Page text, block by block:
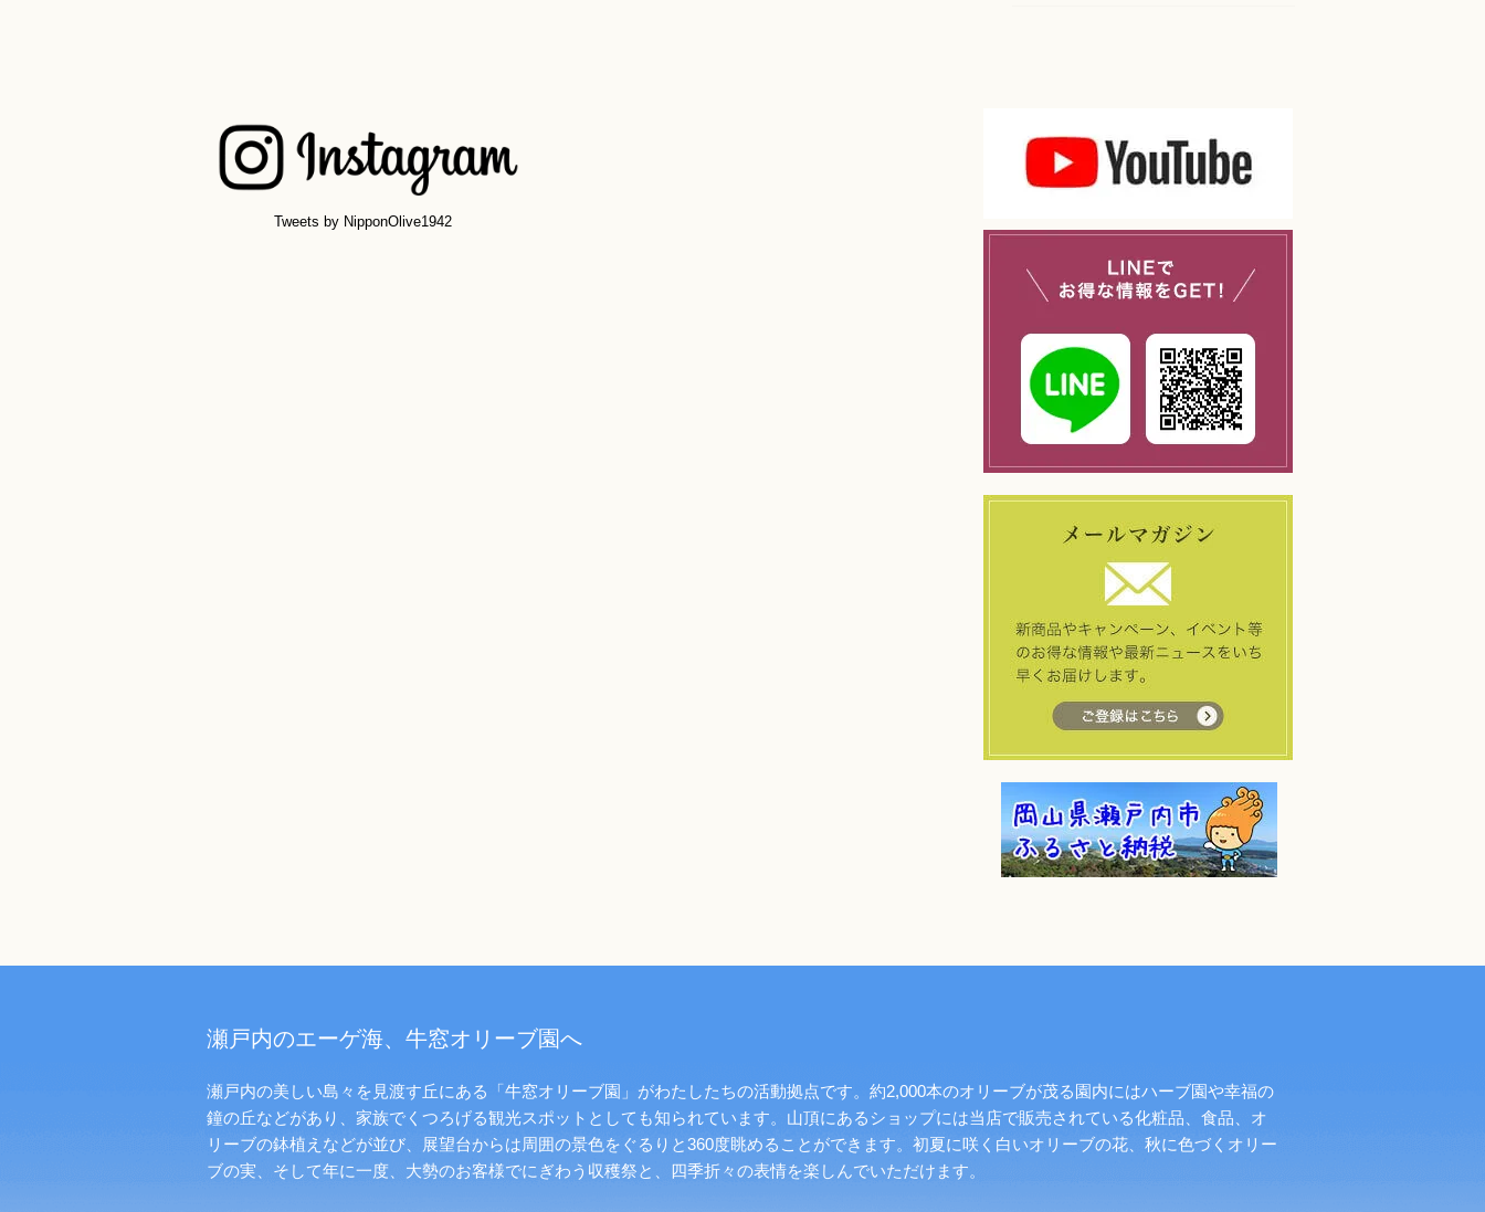
Tweets by NipponOlive1942
瀬戸内のエーゲ海、牛窓オリーブ園へ
瀬戸内の美しい島々を見渡す丘にある「牛窓オリーブ園」がわたしたちの活動拠点です。約2,000本のオリーブが茂る園内にはハーブ園や幸福の
鐘の丘などがあり、家族でくつろげる観光スポットとしても知られています。山頂にあるショップには当店で販売されている化粧品、食品、オ
リーブの鉢植えなどが並び、展望台からは周囲の景色をぐるりと360度眺めることができます。初夏に咲く白いオリーブの花、秋に色づくオリー
ブの実、そして年に一度、大勢のお客様でにぎわう収穫祭と、四季折々の表情を楽しんでいただけます。